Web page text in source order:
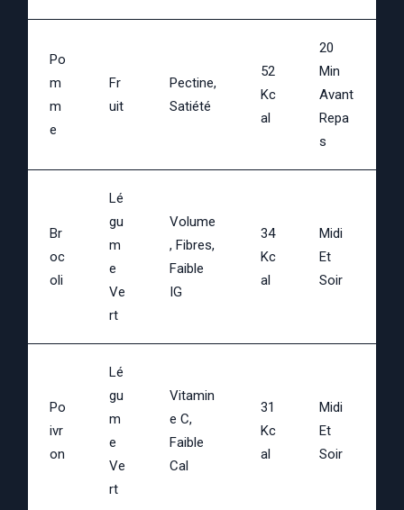
Po
M
M
E
Fr
Uit
Pectine,
Satiété
52
Kc
Al
20
Min
Avant
Repa
S
Br
Oc
Oli
Lé
Gu
M
E
Ve
Rt
Volume
, Fibres,
Faible
IG
34
Kc
Al
Midi
Et
Soir
Po
Ivr
On
Lé
Gu
M
E
Ve
Rt
Vitamin
E C,
Faible
Cal
31
Kc
Al
Midi
Et
Soir